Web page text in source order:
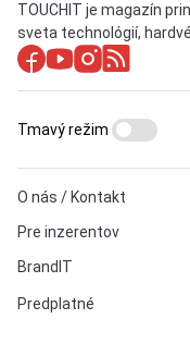
TOUCHIT je magazín
sveta technológií,
O nás / Kontakt
Pre inzerentov
BrandIT
Predplatné
Tmavý režim